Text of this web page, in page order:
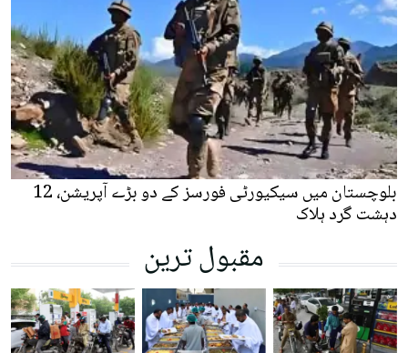
بلوچستان میں سیکیورٹی فورسز کے دو بڑے آپریشن، 12
دہشت گرد ہلاک
مقبول ترین